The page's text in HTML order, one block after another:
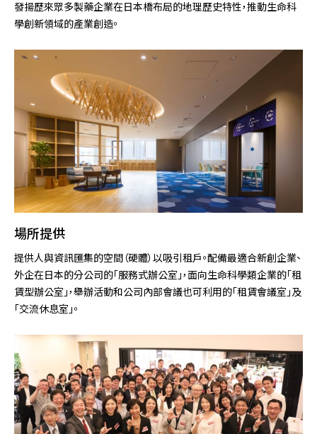
發揚歷來眾多製藥企業在日本橋布局的地理歷史特性，推動生命科
學創新領域的產業創造。
場所提供
提供人與資訊匯集的空間（硬體）以吸引租戶。配備最適合新創企業、
外企在日本的分公司的「服務式辦公室」，面向生命科學類企業的「租
賃型辦公室」，舉辦活動和公司內部會議也可利用的「租賃會議室」及
「交流休息室」。